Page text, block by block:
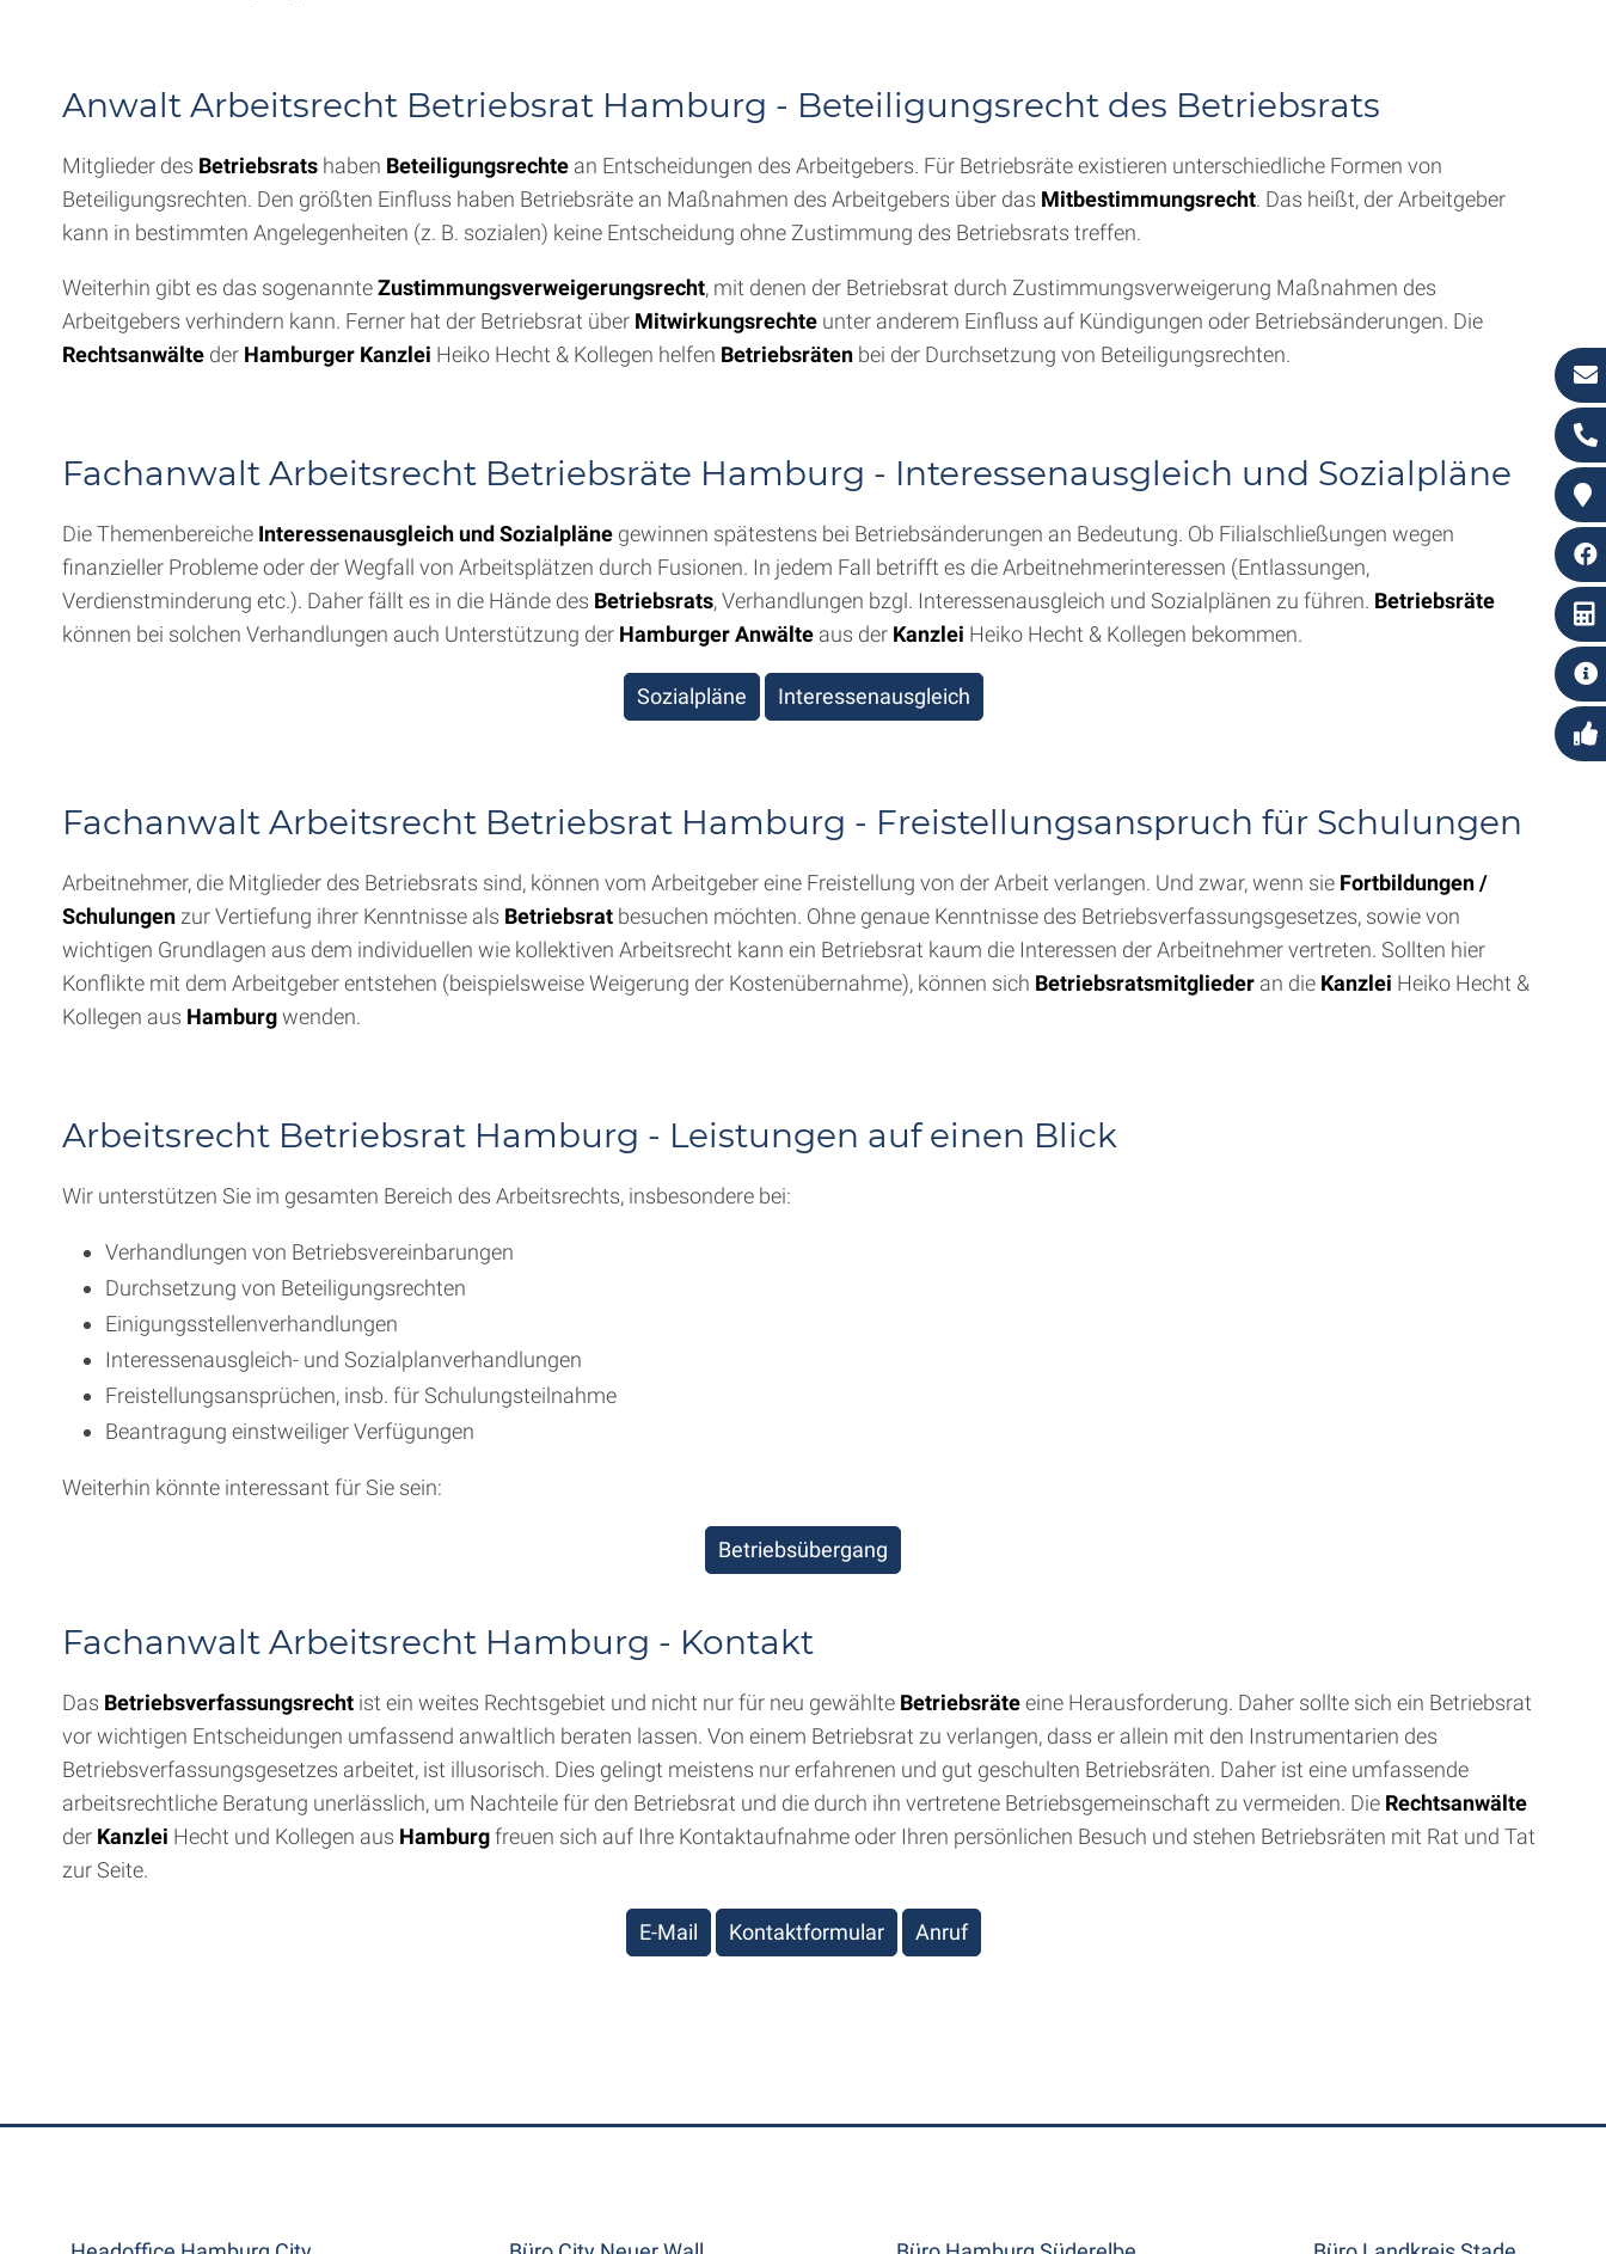
Anwalt Arbeitsrecht Betriebsrat Hamburg - Beteiligungsrecht des Betriebsrats
Mitglieder des Betriebsrats haben Beteiligungsrechte an Entscheidungen des Arbeitgebers. Für Betriebsräte existieren unterschiedliche Formen von
Beteiligungsrechten. Den größten Einfluss haben Betriebsräte an Maßnahmen des Arbeitgebers über das Mitbestimmungsrecht. Das heißt, der Arbeitgeber
kann in bestimmten Angelegenheiten (z. B. sozialen) keine Entscheidung ohne Zustimmung des Betriebsrats treffen.
Weiterhin gibt es das sogenannteZustimmungsverweigerungsrecht, mit denen der Betriebsrat durch Zustimmungsverweigerung Maßnahmen des
Arbeitgebers verhindern kann. Ferner hat der Betriebsrat über Mitwirkungsrechte unter anderem Einfluss auf Kündigungen oder Betriebsänderungen. Die
Rechtsanwälte der Hamburger Kanzlei Heiko Hecht & Kollegen helfen Betriebsräten bei der Durchsetzung von Beteiligungsrechten.
Fachanwalt Arbeitsrecht Betriebsräte Hamburg - Interessenausgleich und Sozialpläne
Die Themenbereiche Interessenausgleich und Sozialpläne gewinnen spätestens bei Betriebsänderungen an Bedeutung. Ob Filialschließungen wegen
finanzieller Probleme oder der Wegfall von Arbeitsplätzen durch Fusionen. In jedem Fall betrifft es die Arbeitnehmerinteressen (Entlassungen,
Verdienstminderung etc.). Daher fällt es in die Hände des Betriebsrats, Verhandlungen bzgl. Interessenausgleich und Sozialplänen zu führen. Betriebsräte
können bei solchen Verhandlungen auch Unterstützung der Hamburger Anwälte aus der Kanzlei Heiko Hecht & Kollegen bekommen.
Sozialpläne Interessenausgleich
Fachanwalt Arbeitsrecht Betriebsrat Hamburg - Freistellungsanspruch für Schulungen
Arbeitnehmer, die Mitglieder des Betriebsrats sind, können vom Arbeitgeber eine Freistellung von der Arbeit verlangen. Und zwar, wenn sie Fortbildungen /
Schulungen zur Vertiefung ihrer Kenntnisse als Betriebsrat besuchen möchten. Ohne genaue Kenntnisse des Betriebsverfassungsgesetzes, sowie von
wichtigen Grundlagen aus dem individuellen wie kollektiven Arbeitsrecht kann ein Betriebsrat kaum die Interessen der Arbeitnehmer vertreten. Sollten hier
Konflikte mit dem Arbeitgeber entstehen (beispielsweise Weigerung der Kostenübernahme), können sich Betriebsratsmitglieder an die Kanzlei Heiko Hecht &
Kollegen aus Hamburgwenden.
Arbeitsrecht Betriebsrat Hamburg - Leistungen auf einen Blick
Wir unterstützen Sie im gesamten Bereich des Arbeitsrechts, insbesondere bei:
Verhandlungen von Betriebsvereinbarungen
Durchsetzung von Beteiligungsrechten
Einigungsstellenverhandlungen
Interessenausgleich- und Sozialplanverhandlungen
Freistellungsansprüchen, insb. für Schulungsteilnahme
Beantragung einstweiliger Verfügungen
Weiterhin könnte interessant für Sie sein:
Betriebsübergang
Fachanwalt Arbeitsrecht Hamburg - Kontakt
Das Betriebsverfassungsrecht ist ein weites Rechtsgebiet und nicht nur für neu gewählte Betriebsräteeine Herausforderung. Daher sollte sich ein Betriebsrat
vor wichtigen Entscheidungen umfassend anwaltlich beraten lassen. Von einem Betriebsrat zu verlangen, dass er allein mit den Instrumentarien des
Betriebsverfassungsgesetzes arbeitet, ist illusorisch. Dies gelingt meistens nur erfahrenen und gut geschulten Betriebsräten. Daher ist eine umfassende
arbeitsrechtliche Beratung unerlässlich, um Nachteile für den Betriebsrat und die durch ihn vertretene Betriebsgemeinschaft zu vermeiden. Die Rechtsanwälte
der Kanzlei Hecht und Kollegen aus Hamburgfreuen sich auf Ihre Kontaktaufnahme oder Ihren persönlichen Besuch und stehen Betriebsräten mit Rat und Tat
zur Seite.
E-Mail Kontaktformular Anruf